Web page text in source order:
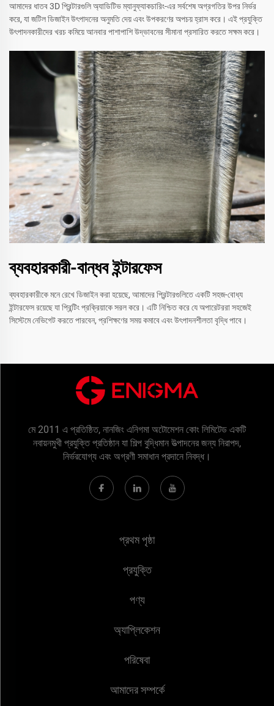
আমাদের ধাতব 3D প্রিন্টারগুলি অ্যাডিটিভ ম্যানুফ্যাকচারিং-এর সর্বশেষ অগ্রগতির উপর নির্ভর
করে, যা জটিল ডিজাইন উৎপাদনের অনুমতি দেয় এবং উপকরণের অপচয় হ্রাস করে। এই প্রযুক্তি
উৎপাদনকারীদের খরচ কমিয়ে আনবার পাশাপাশি উদ্ভাবনের সীমানা প্রসারিত করতে সক্ষম করে।
ব্যবহারকারী-বান্ধব ইন্টারফেস
ব্যবহারকারীকে মনে রেখে ডিজাইন করা হয়েছে, আমাদের প্রিন্টারগুলিতে একটি সহজ-বোধ্য
ইন্টারফেস রয়েছে যা প্রিন্টিং প্রক্রিয়াকে সরল করে। এটি নিশ্চিত করে যে অপারেটররা সহজেই
সিস্টেমে নেভিগেট করতে পারবেন, প্রশিক্ষণের সময় কমাবে এবং উৎপাদনশীলতা বৃদ্ধি পাবে।
মে 2011 এ প্রতিষ্ঠিত, নানজিং এনিগমা অটোমেশন কোং লিমিটেড একটি
নবায়নমুখী প্রযুক্তি প্রতিষ্ঠান যা শিল্প বুদ্ধিমান উত্পাদনের জন্য নিরাপদ,
নির্ভরযোগ্য এবং অগ্রণী সমাধান প্রদানে নিবদ্ধ।
প্রথম পৃষ্ঠা
প্রযুক্তি
পণ্য
অ্যাপ্লিকেশন
পরিষেবা
আমাদের সম্পর্কে